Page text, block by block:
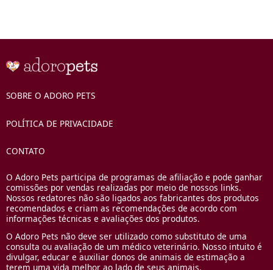
SOBRE O ADORO PETS
POLÍTICA DE PRIVACIDADE
CONTATO
O Adoro Pets participa de programas de afiliação e pode ganhar
comissões por vendas realizadas por meio de nossos links.
Nossos redatores não são ligados aos fabricantes dos produtos
recomendados e criam as recomendações de acordo com
informações técnicas e avaliações dos produtos.
O Adoro Pets não deve ser utilizado como substituto de uma
consulta ou avaliação de um médico veterinário. Nosso intuito é
divulgar, educar e auxiliar donos de animais de estimação a
terem uma vida melhor ao lado de seus animais.